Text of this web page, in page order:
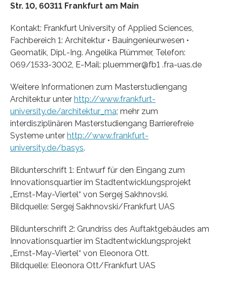
Str. 10, 60311 Frankfurt am Main
Kontakt: Frankfurt University of Applied Sciences,
Fachbereich 1: Architektur • Bauingenieurwesen •
Geomatik, Dipl.-Ing. Angelika Plümmer, Telefon:
069/1533-3002, E-Mail: pluemmer@fb1 .fra-uas.de
Weitere Informationen zum Masterstudiengang
Architektur unter http://www.frankfurt-
university.de/architektur_ma; mehr zum
interdisziplinären Masterstudiengang Barrierefreie
Systeme unter http://www.frankfurt-
university.de/basys.
Bildunterschrift 1: Entwurf für den Eingang zum
Innovationsquartier im Stadtentwicklungsprojekt
„Ernst-May-Viertel“ von Sergej Sakhnovski.
Bildquelle: Sergej Sakhnovski/Frankfurt UAS
Bildunterschrift 2: Grundriss des Auftaktgebäudes am
Innovationsquartier im Stadtentwicklungsprojekt
„Ernst-May-Viertel“ von Eleonora Ott.
Bildquelle: Eleonora Ott/Frankfurt UAS